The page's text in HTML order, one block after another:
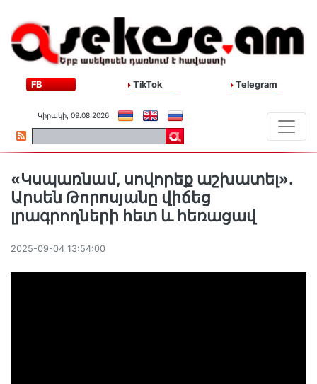
FB TikTok Telegram
Կիրակի, 09.08.2026
«Կսպառնամ, սովորեք աշխատել».
Արսեն Թորոսյանը վիճեց
լրագրողների հետ և հեռացավ
2025-09-04 13:54:00